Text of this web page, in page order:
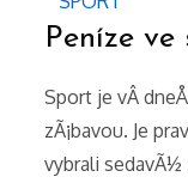
Peníze ve
Sport je vÂ
zÃ¡bavou. Je
vybrali